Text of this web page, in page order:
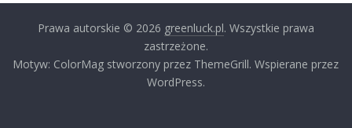
Prawa autorskie © 2026 greenluck.pl. Wszystkie prawa
zastrzeżone.
Motyw: ColorMag stworzony przez ThemeGrill. Wspierane przez
WordPress.